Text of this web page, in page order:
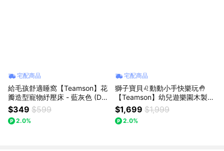
宅配商品
給毛孩舒適睡窩【Teamson】花
瓣造型寵物紓壓床 - 藍灰色 (DW
0115-14) 毛小孩 寵物床 花瓣沙
發 柔軟舒適 FURBABY 防潮防滑
可水洗不變形
$349 $599
2.0%
宅配商品
獅子寶貝♌動動小手快樂玩🤚
【Teamson】幼兒遊樂園木製七
面繞珠玩具 (PS-T0005) 木質玩
具 益智玩具 幼兒玩具 邊玩邊學
生日禮物 禮物推薦
$1,699 $1,999
2.0%